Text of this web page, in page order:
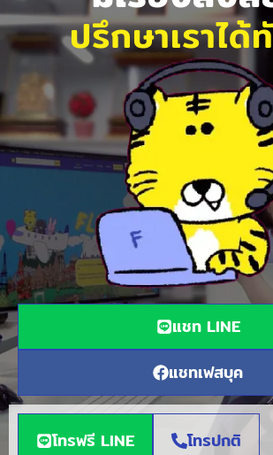
ปรึกษาเราได้
แชท LINE
แชทเฟสบุค
โทรฟรี LINE โทรปกติ